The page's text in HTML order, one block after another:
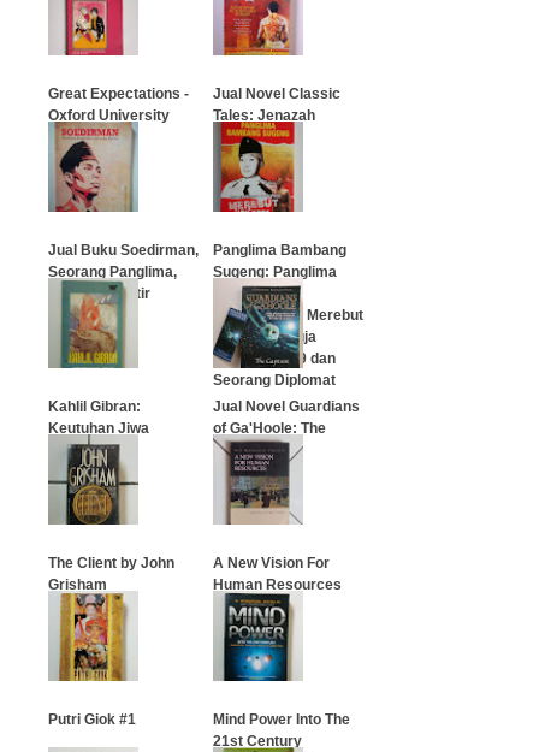
…
Great Expectations -
Oxford University
Press
…
Jual Novel Classic
Tales: Jenazah
Lazarus
…
Jual Buku Soedirman,
Seorang Panglima,
Seorang Martir
Panglima Bambang
Sugeng: Panglima
Komando
Pertempuran Merebut
Ibu Kota Djogja
Kembali 1949 dan
Seorang Diplomat
…
Kahlil Gibran:
Keutuhan Jiwa
Jual Novel Guardians
of Ga'Hoole: The
Capture
The Client by John
Grisham
…
A New Vision For
Human Resources
…
Putri Giok #1
Mind Power Into The
21st Century